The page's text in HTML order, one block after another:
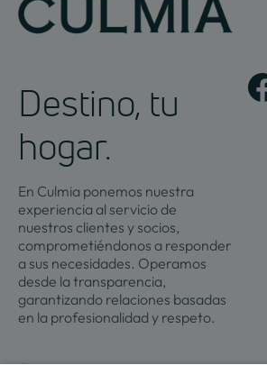
Destino, tu
hogar.
En Culmia ponemos nuestra
experiencia al servicio de
nuestros clientes y socios,
comprometiéndonos a responder
a sus necesidades. Operamos
desde la transparencia,
garantizando relaciones basadas
en la profesionalidad y respeto.